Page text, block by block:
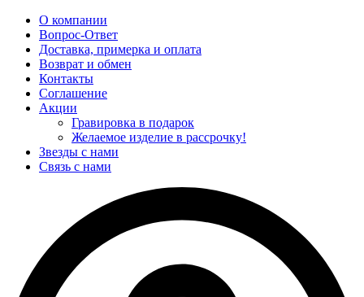
О компании
Вопрос-Ответ
Доставка, примерка и оплата
Возврат и обмен
Контакты
Соглашение
Акции
Гравировка в подарок
Желаемое изделие в рассрочку!
Звезды с нами
Связь с нами